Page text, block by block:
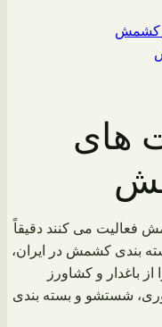
کشمش
های
فعالیت می کنند دقیقاً
بندی کشمش در ایران،
از باغدار و کشاورز
شستشو و بسته بندی